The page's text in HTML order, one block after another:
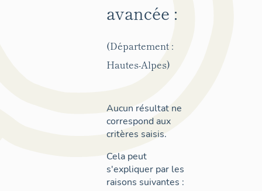
avancée :
(Département :
Hautes-Alpes)
Aucun résultat ne
correspond aux
critères saisis.
Cela peut
s'expliquer par les
raisons suivantes :